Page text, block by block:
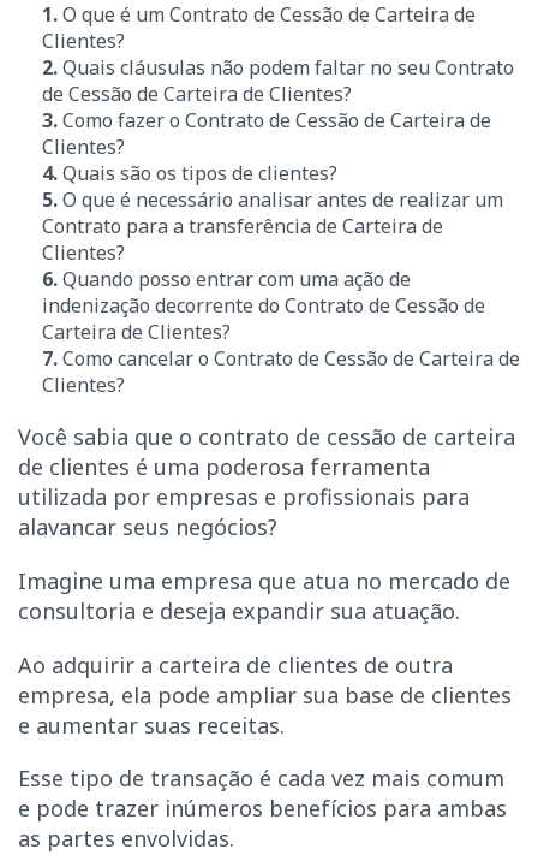
1.O que é um Contrato de Cessão de Carteira de
Clientes?
2.Quais cláusulas não podem faltar no seu Contrato
de Cessão de Carteira de Clientes?
3.Como fazer o Contrato de Cessão de Carteira de
Clientes?
4.Quais são os tipos de clientes?
5.O que é necessário analisar antes de realizar um
Contrato para a transferência de Carteira de
Clientes?
6.Quando posso entrar com uma ação de
indenização decorrente do Contrato de Cessão de
Carteira de Clientes?
7.Como cancelar o Contrato de Cessão de Carteira de
Clientes?
Você sabia que o contrato de cessão de carteira
de clientes é uma poderosa ferramenta
utilizada por empresas e profissionais para
alavancar seus negócios?
Imagine uma empresa que atua no mercado de
consultoria e deseja expandir sua atuação.
Ao adquirir a carteira de clientes de outra
empresa, ela pode ampliar sua base de clientes
e aumentar suas receitas.
Esse tipo de transação é cada vez mais comum
e pode trazer inúmeros benefícios para ambas
as partes envolvidas.